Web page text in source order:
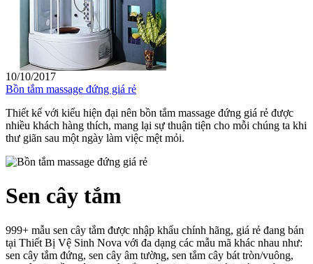
10/10/2017
Bồn tắm massage đứng giá rẻ
Thiết kế với kiểu hiện đại nên bồn tắm massage đứng giá rẻ được
nhiều khách hàng thích, mang lại sự thuận tiện cho mỗi chúng ta khi
thư giãn sau một ngày làm việc mệt mỏi.
Sen cây tắm
999+ mẫu sen cây tắm được nhập khẩu chính hãng, giá rẻ đang bán
tại Thiết Bị Vệ Sinh Nova với đa dạng các mẫu mã khác nhau như:
sen cây tắm đứng, sen cây âm tường, sen tắm cây bát tròn/vuông,